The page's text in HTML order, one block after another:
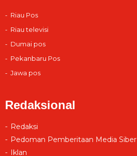
Riau Pos
Riau televisi
Dumai pos
Pekanbaru Pos
Jawa pos
Redaksional
Redaksi
Pedoman Pemberitaan Media Siber
Iklan